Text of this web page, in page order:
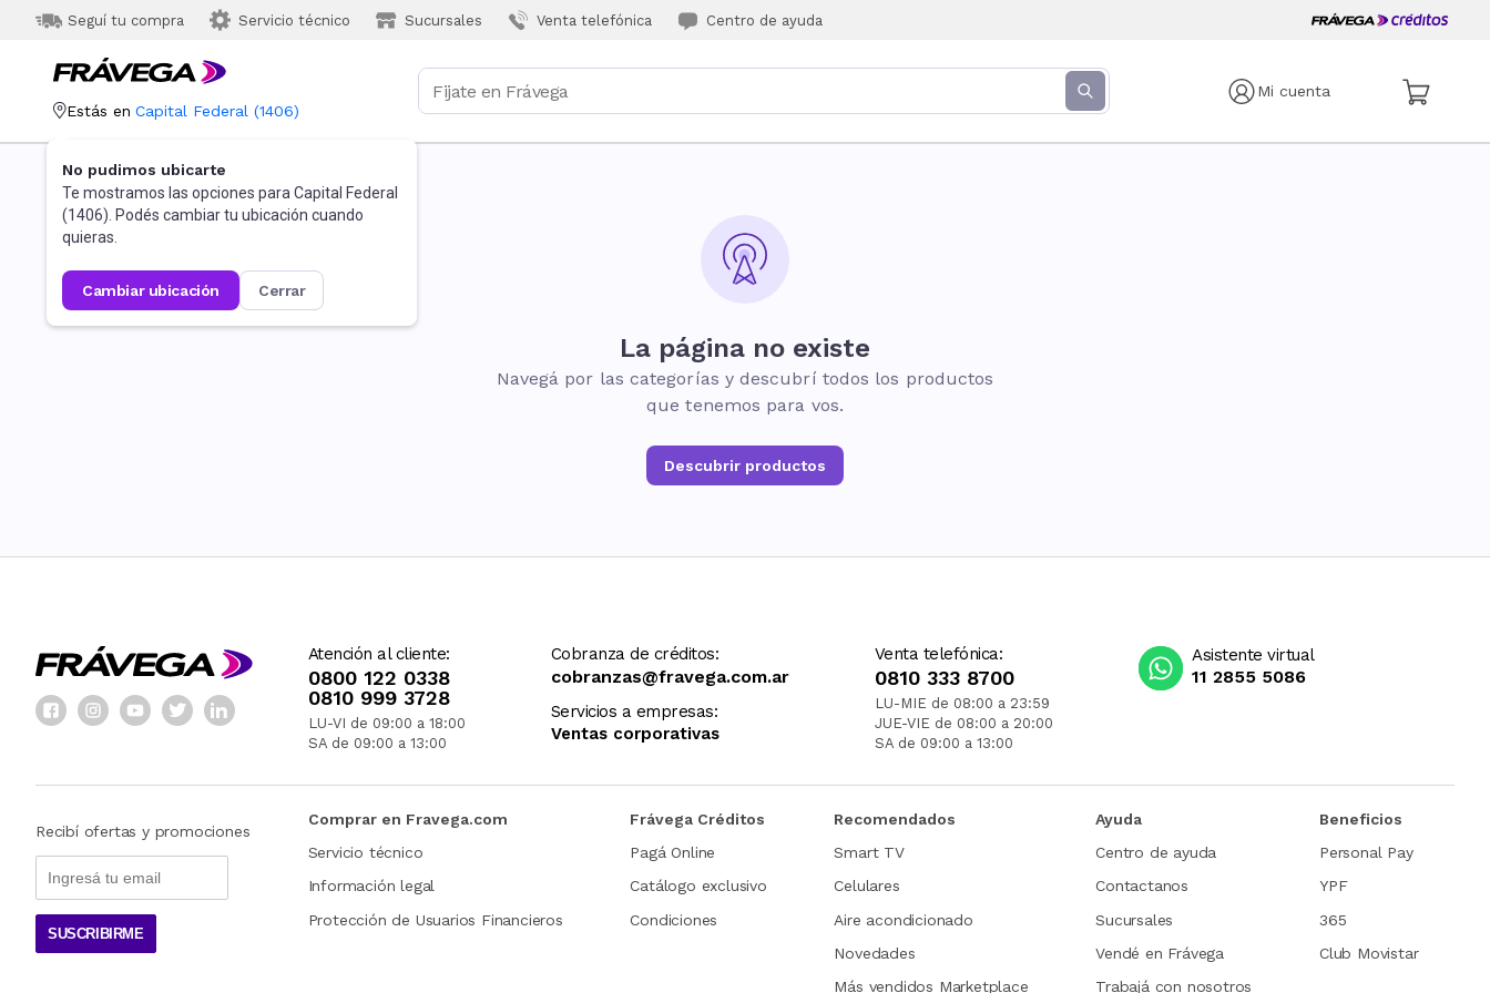
Seguí tu compra Servicio técnico Sucursales Venta telefónica Centro de ayuda
Mi cuenta
Estás en Capital Federal (1406)
No pudimos ubicarte
Te mostramos las opciones para Capital Federal
(1406). Podés cambiar tu ubicación cuando
quieras.
cambiar ubicación cerrar
La página no existe
Navegá por las categorías y descubrí todos los productos
que tenemos para vos.
Descubrir productos
Atención al cliente:
0800 122 0338
0810 999 3728
LU-VI de 09:00 a 18:00
SA de 09:00 a 13:00
Cobranza de créditos:
cobranzas@fravega.com.ar
Servicios a empresas:
Ventas corporativas
Venta telefónica:
0810 333 8700
LU-MIE de 08:00 a 23:59
JUE-VIE de 08:00 a 20:00
SA de 09:00 a 13:00
Asistente virtual
11 2855 5086
Recibí ofertas y promociones
SUSCRIBIRME
Comprar en Fravega.com
Servicio técnico
Información legal
Protección de Usuarios Financieros
Frávega Créditos
Pagá Online
Catálogo exclusivo
Condiciones
Recomendados
Smart TV
Celulares
Aire acondicionado
Novedades
Más vendidos Marketplace
Ayuda
Centro de ayuda
Contactanos
Sucursales
Vendé en Frávega
Trabajá con nosotros
Beneficios
Personal Pay
YPF
365
Club Movistar